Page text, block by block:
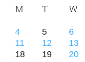
M T W
4
5 6
11
12 13
18
19 20